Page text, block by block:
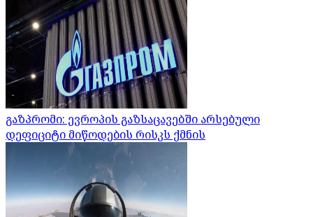
გაზპრომი: ევროპის გაზსაცავებში არსებული
დეფიციტი მიწოდების რისკს ქმნის